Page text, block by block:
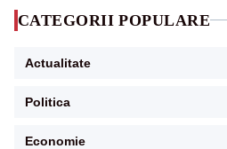
CATEGORII POPULARE
Actualitate
Politica
Economie